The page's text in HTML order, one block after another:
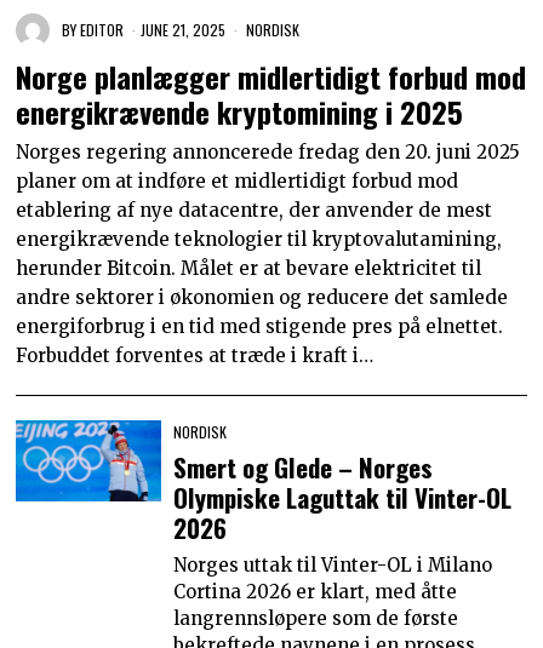
BYEDITOR JUNE 21, 2025 NORDISK
Norge planlægger midlertidigt forbud mod
energikrævende kryptomining i 2025
Norges regering annoncerede fredag den 20. juni 2025
planer om at indføre et midlertidigt forbud mod
etablering af nye datacentre, der anvender de mest
energikrævende teknologier til kryptovalutamining,
herunder Bitcoin. Målet er at bevare elektricitet til
andre sektorer i økonomien og reducere det samlede
energiforbrug i en tid med stigende pres på elnettet.
Forbuddet forventes at træde i kraft i…
NORDISK
Smert og Glede – Norges
Olympiske Laguttak til Vinter-OL
2026
Norges uttak til Vinter-OL i Milano
Cortina 2026 er klart, med åtte
langrennsløpere som de første